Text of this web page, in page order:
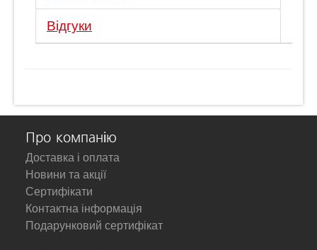
Відгуки
Про компанію
Доставка і оплата
Новини та акції
Сертифікати
Контактна інформація
Подарунковий сертифікат